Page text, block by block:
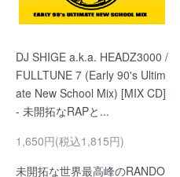
DJ SHIGE a.k.a. HEADZ3000 /
FULLTUNE 7 (Early 90's Ultim
ate New School Mix) [MIX CD]
- 未開拓なRAPと...
1,650円(税込1,815円)
未開拓な世界最高峰のRANDO